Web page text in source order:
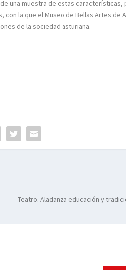
una muestra de estas características,
con la que el Museo de Bellas Artes de
de la sociedad asturiana.
Teatro. Aladanza educación y